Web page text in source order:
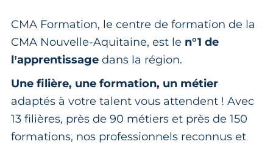
CMA Formation, le centre de formation de la
CMA Nouvelle-Aquitaine, est le n°1 de
l’apprentissage dans la région.
Une filière, une formation, un métier
adaptés à votre talent vous attendent ! Avec
13 filières, près de 90 métiers et près de 150
formations, nos professionnels reconnus et